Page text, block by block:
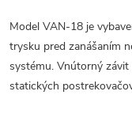
Model VAN-18 je
trysku pred zanášaním
systému. Vnútorný
statických